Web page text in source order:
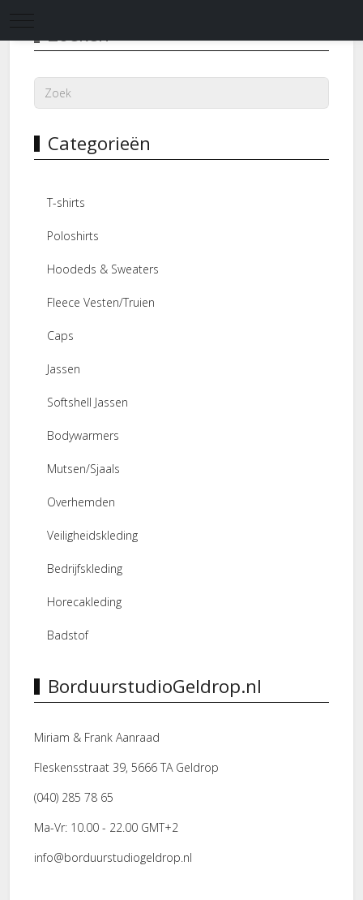
Mobile Menu Toggle
Zoeken
Categorieën
T-shirts
Poloshirts
Hoodeds & Sweaters
Fleece Vesten/Truien
Caps
Jassen
Softshell Jassen
Bodywarmers
Mutsen/Sjaals
Overhemden
Veiligheidskleding
Bedrijfskleding
Horecakleding
Badstof
BorduurstudioGeldrop.nl
Miriam & Frank Aanraad
Fleskensstraat 39, 5666 TA Geldrop
(040) 285 78 65
Ma-Vr: 10.00 - 22.00 GMT+2
info@borduurstudiogeldrop.nl